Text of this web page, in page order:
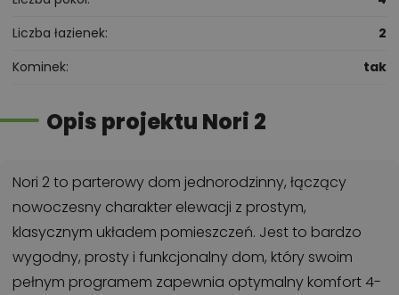
Liczba łazienek
2
Kominek
tak
Opis projektu Nori 2
Nori 2 to parterowy dom jednorodzinny, łączący
nowoczesny charakter elewacji z prostym,
klasycznym układem pomieszczeń. Jest to bardzo
wygodny, prosty i funkcjonalny dom, który swoim
pełnym programem zapewnia optymalny komfort 4-